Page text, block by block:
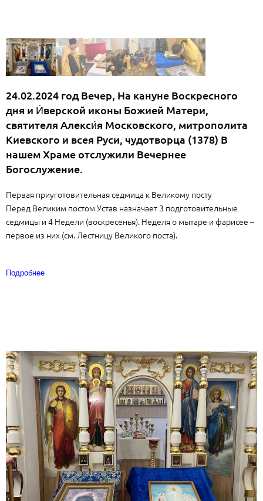
24.02.2024 год Вечер, На кануне Воскресного
дня и И́верской иконы Божией Матери,
святителя Алекси́я Московского, митрополита
Киевского и всея Руси, чудотворца (1378) В
нашем Храме отслужили Вечернее
Богослужение.
Первая приуготовительная седмица к Великому посту
Перед Великим постом Устав назначает 3 подготовительные
седмицы и 4 Недели (воскресенья). Неделя о мытаре и фарисее –
первое из них (см. Лестницу Великого поста).
Подробнее